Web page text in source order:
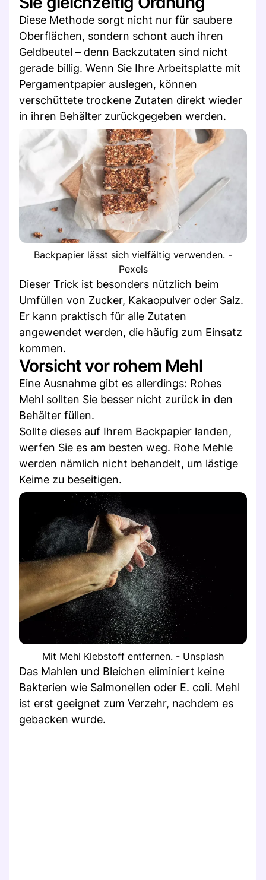
Diese Methode sorgt nicht nur für saubere
Oberflächen, sondern schont auch ihren
Geldbeutel – denn Backzutaten sind nicht
gerade billig. Wenn Sie Ihre Arbeitsplatte mit
Pergamentpapier auslegen, können
verschüttete trockene Zutaten direkt wieder
in ihren Behälter zurückgegeben werden.
Backpapier lässt sich vielfältig verwenden. -
Pexels
Dieser Trick ist besonders nützlich beim
Umfüllen von Zucker, Kakaopulver oder Salz.
Er kann praktisch für alle Zutaten
angewendet werden, die häufig zum Einsatz
kommen.
Vorsicht vor rohem Mehl
Eine Ausnahme gibt es allerdings: Rohes
Mehl sollten Sie besser nicht zurück in den
Behälter füllen.
Sollte dieses auf Ihrem Backpapier landen,
werfen Sie es am besten weg. Rohe Mehle
werden nämlich nicht behandelt, um lästige
Keime zu beseitigen.
Mit Mehl Klebstoff entfernen. - Unsplash
Das Mahlen und Bleichen eliminiert keine
Bakterien wie Salmonellen oder E. coli. Mehl
ist erst geeignet zum Verzehr, nachdem es
gebacken wurde.